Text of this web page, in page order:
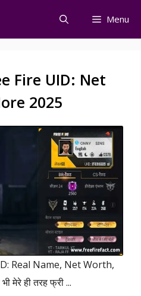
Menu
Fire UID: Net
2025
Real Name, Net Worth,
मेरे ही तरह फ्री ...